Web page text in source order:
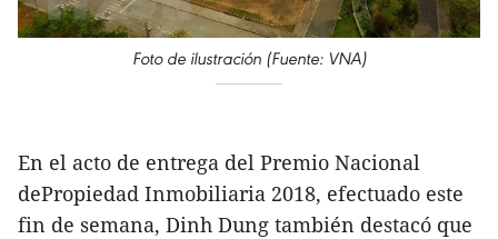
Foto de ilustración (Fuente: VNA)
En el acto de entrega del Premio Nacional
dePropiedad Inmobiliaria 2018, efectuado este
fin de semana, Dinh Dung también destacó que